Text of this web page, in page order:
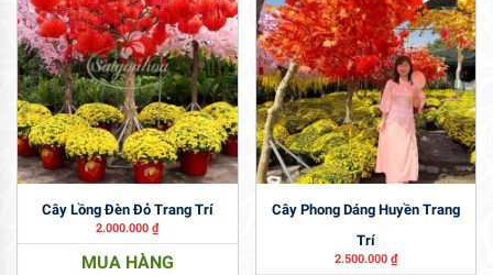
Cây Lồng Đèn Đỏ Trang Trí
2.000.000₫
MUA HÀNG
Cây Phong Dáng Huyền Trang
Trí
2.500.000 ₫